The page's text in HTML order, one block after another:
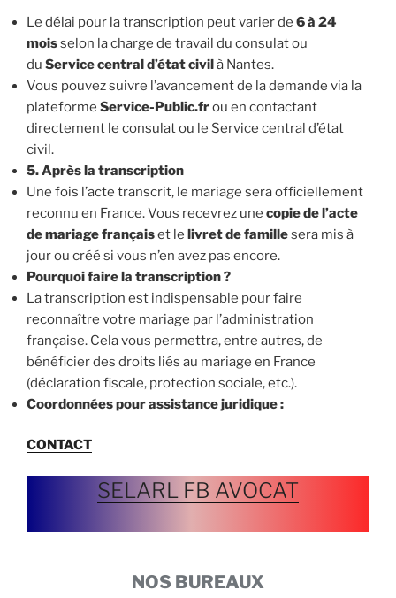
Le délai pour la transcription peut varier de 6 à 24
moisselon la charge de travail du consulat ou
du Service central d’état civilà Nantes.
Vous pouvez suivre l’avancement de la demande via la
plateforme Service-Public.frou en contactant
directement le consulat ou le Service central d’état
civil.
5. Après la transcription
Une fois l’acte transcrit, le mariage sera officiellement
reconnu en France. Vous recevrez une copie de l’acte
de mariage françaiset le livret de famillesera mis à
jour ou créé si vous n’en avez pas encore.
Pourquoi faire la transcription ?
La transcription est indispensable pour faire
reconnaître votre mariage par l’administration
française. Cela vous permettra, entre autres, de
bénéficier des droits liés au mariage en France
(déclaration fiscale, protection sociale, etc.).
Coordonnées pour assistance juridique :
CONTACT
SELARL FB AVOCAT
NOS BUREAUX